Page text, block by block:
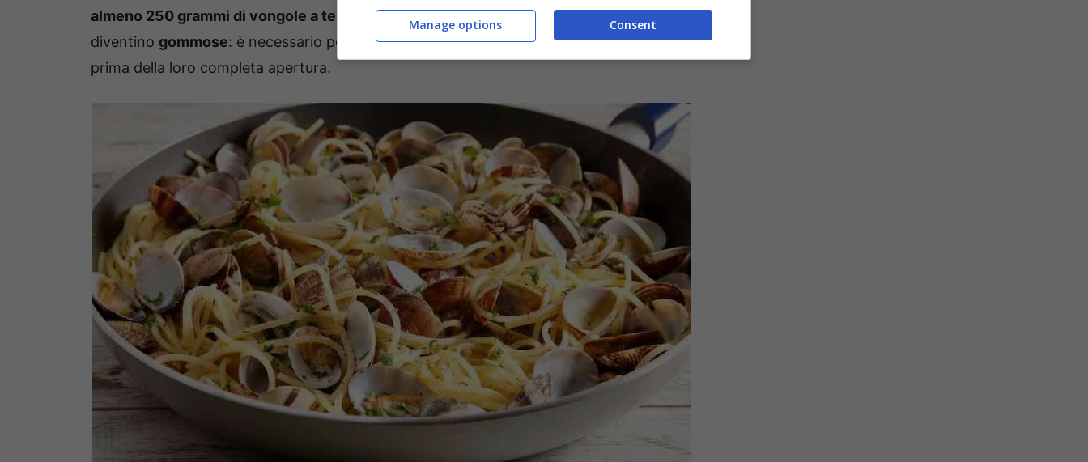
almeno 250 grammi di vongole a testa
. Si dovrebbe inoltre evitare che le vongole
diventino gommose: è necessario per questolavarle in padellae toglierle dal fuoco
prima della loro completa apertura.
Consent
Manage options